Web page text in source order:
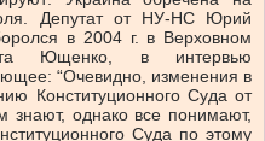
Депутат от НУ-НС Юрий
в 2004 г. в Верховном
Ющенко, в интервью
“Очевидно, изменения в
Конституционного Суда от
знают, однако все понимают,
Суда по этому